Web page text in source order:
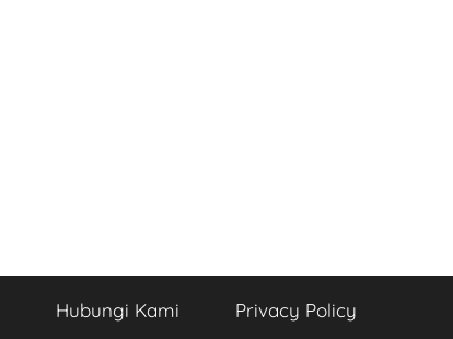
Hubungi Kami Privacy Policy